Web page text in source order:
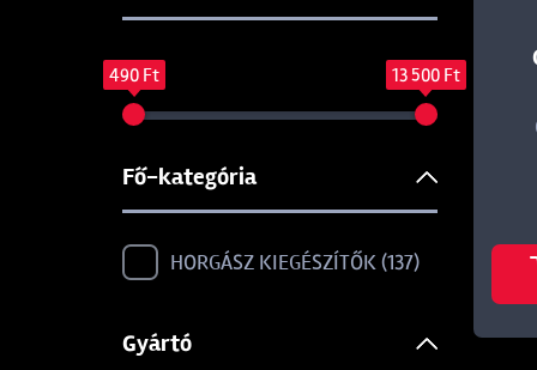
490 Ft 13 500 Ft
Fő-kategória
HORGÁSZ KIEGÉSZÍTŐK 137
Gyártó